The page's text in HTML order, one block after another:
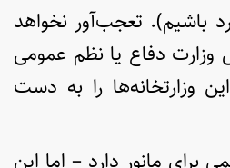
باشیم). تعجب‌آور نخواهد
وزارت دفاع یا نظم عمومی
وزارتخانه‌ها را به دست
برای مانور دارد – اما این